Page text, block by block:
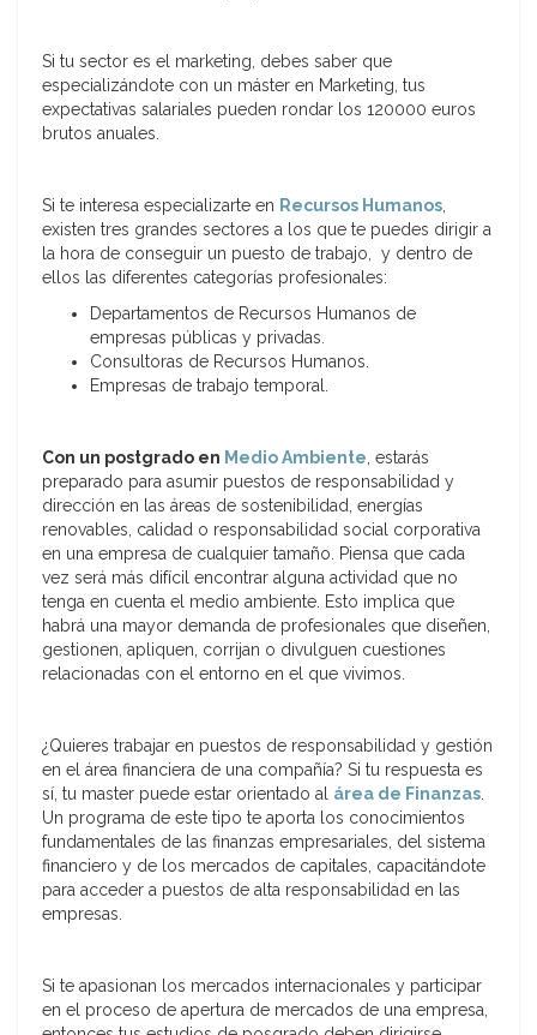
Si tu sector es el marketing, debes saber que
especializándote con un máster en Marketing, tus
expectativas salariales pueden rondar los 120000 euros
brutos anuales.
Si te interesa especializarte en Recursos Humanos
existen tres grandes sectores a los que te puedes dirigir a
la hora de conseguir un puesto de trabajo, y dentro de
ellos las diferentes categorías profesionales:
Departamentos de Recursos Humanos de
empresas públicas y privadas.
Consultoras de Recursos Humanos.
Empresas de trabajo temporal.
Con un postgrado en Medio Ambiente , estarás
preparado para asumir puestos de responsabilidad y
dirección en las áreas de sostenibilidad, energías
renovables, calidad o responsabilidad social corporativa
en una empresa de cualquier tamaño. Piensa que cada
vez será más difícil encontrar alguna actividad que no
tenga en cuenta el medio ambiente. Esto implica que
habrá una mayor demanda de profesionales que diseñen,
gestionen, apliquen, corrijan o divulguen cuestiones
relacionadas con el entorno en el que vivimos.
¿Quieres trabajar en puestos de responsabilidad y gestión
en el área financiera de una compañía? Si tu respuesta es
sí, tu master puede estar orientado al área de Finanzas
Un programa de este tipo te aporta los conocimientos
fundamentales de las finanzas empresariales, del sistema
financiero y de los mercados de capitales, capacitándote
para acceder a puestos de alta responsabilidad en las
empresas.
Si te apasionan los mercados internacionales y participar
en el proceso de apertura de mercados de una empresa,